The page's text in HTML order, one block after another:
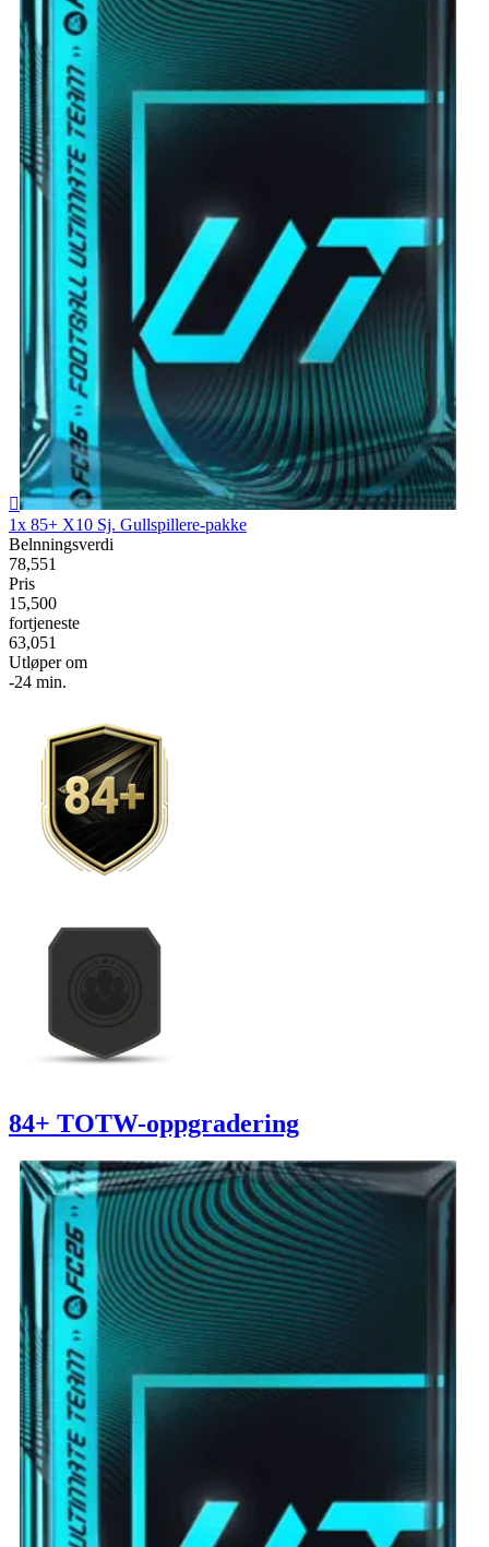

1x 85+ X10 Sj. Gullspillere-pakke
Belnningsverdi
78,551
Pris
15,500
fortjeneste
63,051
Utløper om
-24 min.
84+ TOTW-oppgradering